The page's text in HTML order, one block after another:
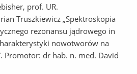
prof. UR.
Truszkiewicz „Spektroskopia
rezonansu jądrowego in
nowotworów na
Promotor: dr hab. n. med. David